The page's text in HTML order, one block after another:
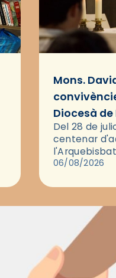
Mons.
Diocesà
Del 28 de
centenar
les
06/08/2026